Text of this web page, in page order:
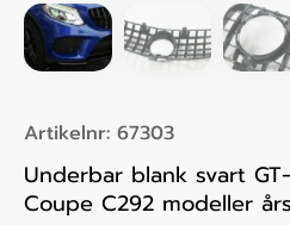
Artikelnr: 67303
Underbar blank svart
Coupe C292 modeller